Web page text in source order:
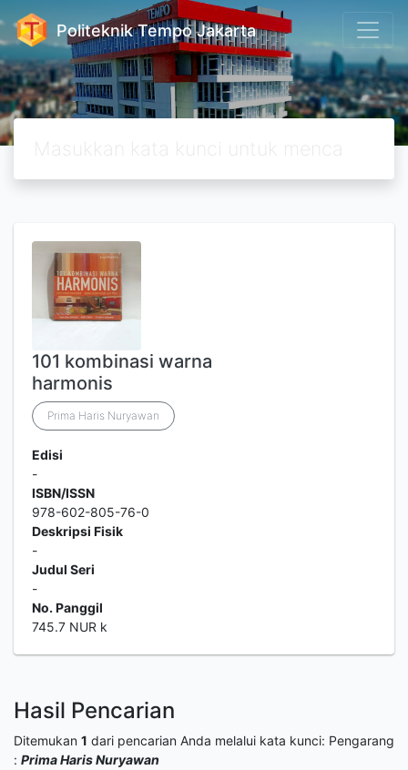
Politeknik Tempo Jakarta
101 kombinasi warna
harmonis
Prima Haris Nuryawan
Edisi
-
ISBN/ISSN
978-602-805-76-0
Deskripsi Fisik
-
Judul Seri
-
No. Panggil
745.7 NUR k
Hasil Pencarian
Ditemukan 1 dari pencarian Anda melalui kata kunci: Pengarang
: Prima Haris Nuryawan